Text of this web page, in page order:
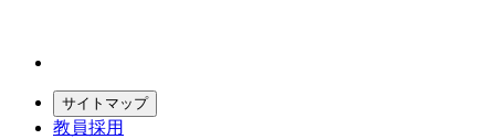
サイトマップ
教員採用